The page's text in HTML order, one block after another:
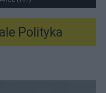
Polityka